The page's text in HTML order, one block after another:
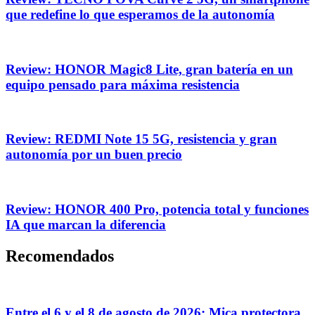
que redefine lo que esperamos de la autonomía
Review: HONOR Magic8 Lite, gran batería en un
equipo pensado para máxima resistencia
Review: REDMI Note 15 5G, resistencia y gran
autonomía por un buen precio
Review: HONOR 400 Pro, potencia total y funciones
IA que marcan la diferencia
Recomendados